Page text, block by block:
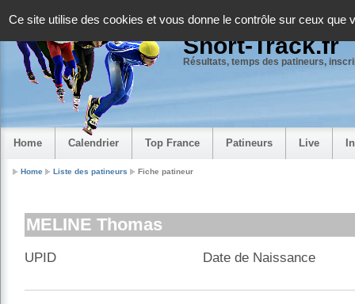
Ce site utilise des cookies et vous donne le contrôle sur ceux que
Short-Track.fr
Résultats, temps des patineurs,
Home Calendrier Top France Patineurs Live
Home Liste des patineurs Fiche patineur
MELINE Thomas
UPID Date de Naissance